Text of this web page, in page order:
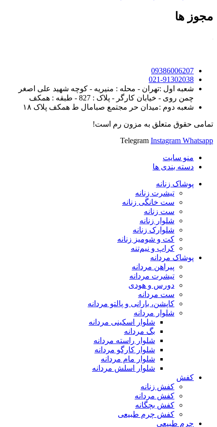
مجوز ها
09386006207
021-91302038
شعبه اول :تهران - محله : منیریه - کوچه شهید علی اصغر
چمن روی - خیابان کارگر - پلاک : 827 - طبقه : همکف
شعبه دوم :میدان حر مجتمع صبامال ط همکف پلاک ۱۸
تمامی حقوق متعلق به مزون رم است!
Telegram Instagram Whatsapp
منو سایت
دسته بندی ها
پوشاک زنانه
تیشرت زنانه
ست خانگی زنانه
ست زنانه
شلوار زنانه
شلوارک زنانه
کت و شومیز زنانه
کراپ و نیم‌تنه
پوشاک مردانه
پیراهن مردانه
تیشرت مردانه
دورس و هودی
ست مردانه
کاپشن، بارانی و پالتو مردانه
شلوار مردانه
شلوار اسکینی مردانه
بگ مردانه
شلوار راسته مردانه
شلوار کارگو مردانه
شلوار مام مردانه
شلوار اسلش مردانه
کفش
کفش زنانه
کفش مردانه
کفش بچگانه
کفش چرم طبیعی
چرم طبیعی